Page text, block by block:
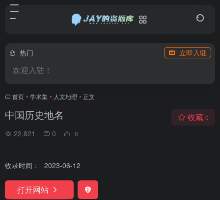
热门 立即入驻
欢迎入驻！
首页 • 学术集 • 人文地理 • 正文
中国历史地名
22,821 0 0
收藏 0
收录时间： 2023-06-12
打开网站